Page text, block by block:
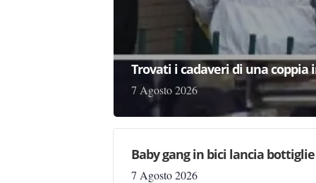
Trovati i cadaveri di una coppia
7 Agosto 2026
Baby gang in bici lancia
7 Agosto 2026